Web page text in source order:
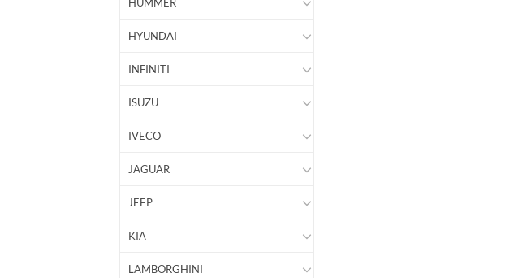
HYUNDAI
INFINITI
ISUZU
IVECO
JAGUAR
JEEP
KIA
LAMBORGHINI